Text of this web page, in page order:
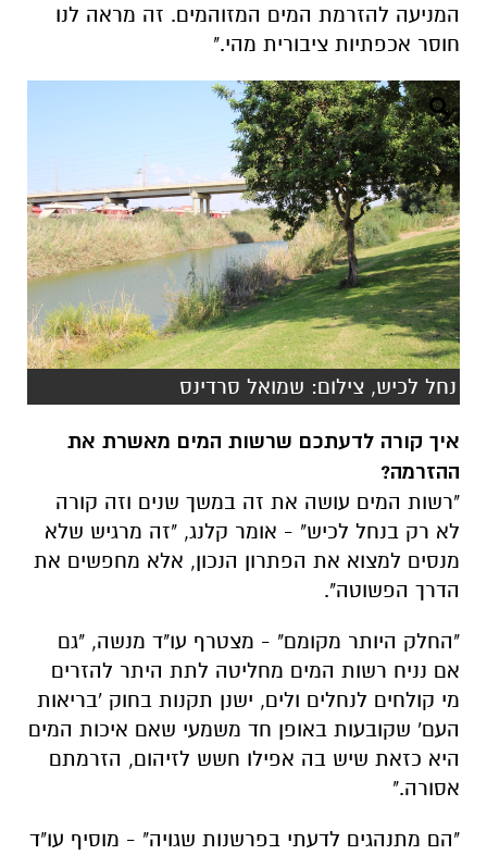
המניעה להזרמת המים המזוהמים. זה מראה לנו
חוסר אכפתיות ציבורית מהי."
נחל לכיש, צילום: שמואל סרדינס
איך קורה לדעתכם שרשות המים מאשרת את
ההזרמה?
"רשות המים עושה את זה במשך שנים וזה קורה
לא רק בנחל לכיש" - אומר קלנג, "זה מרגיש שלא
מנסים למצוא את הפתרון הנכון, אלא מחפשים את
הדרך הפשוטה".
"החלק היותר מקומם" - מצטרף עו"ד מנשה, "גם
אם נניח רשות המים מחליטה לתת היתר להזרים
מי קולחים לנחלים ולים, ישנן תקנות בחוק 'בריאות
העם' שקובעות באופן חד משמעי שאם איכות המים
היא כזאת שיש בה אפילו חשש לזיהום, הזרמתם
אסורה."
"הם מתנהגים לדעתי בפרשנות שגויה" - מוסיף עו"ד